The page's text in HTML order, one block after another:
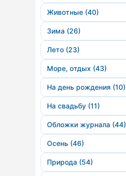
Животные (40)
Зима (26)
Лето (23)
Море, отдых (43)
На день рождения (10)
На свадьбу (11)
Обложки журнала (44)
Осень (46)
Природа (54)